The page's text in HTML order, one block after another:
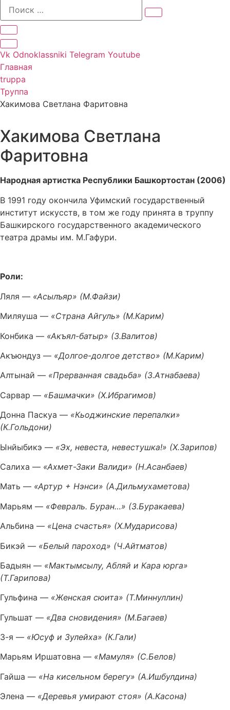
Vk Odnoklassniki Telegram Youtube
Главная
truppa
Труппа
Хакимова Светлана Фаритовна
Хакимова Светлана
Фаритовна
Народная артистка Республики Башкортостан (2006)
В 1991 году окончила Уфимский государственный
институт искусств, в том же году принята в труппу
Башкирского государственного академического
театра драмы им. М.Гафури.
Роли:
Ляля — «Асылъяр» (М.Файзи)
Миляуша — «Страна Айгуль» (М.Карим)
Конбика — «Акъял-батыр» (З.Валитов)
Акъюндуз — «Долгое-долгое детство» (М.Карим)
Алтынай — «Прерванная свадьба» (З.Атнабаева)
Сарвар — «Башмачки» (Х.Ибрагимов)
Донна Паскуа — «Кьоджинские перепалки»
(К.Гольдони)
Ынйыбикэ — «Эх, невеста, невестушка!» (Х.Зарипов)
Салиха — «Ахмет-Заки Валиди» (Н.Асанбаев)
Мать — «Артур + Нэнси» (А.Дильмухаметова)
Марьям — «Февраль. Буран…» (З.Буракаева)
Альбина — «Цена счастья» (Х.Мударисова)
Бикэй — «Белый пароход» (Ч.Айтматов)
Бадыян — «Мактымсылу, Абляй и Кара юрга»
(Т.Гарипова)
Гульфина — «Женская сюита» (Т.Миннуллин)
Гульшат — «Два сновидения» (М.Багаев)
3-я — «Юсуф и Зулейха» (К.Гали)
Марьям Иршатовна — «Мамуля» (С.Белов)
Гайша — «На кисельном берегу» (А.Ишбулдина)
Элена — «Деревья умирают стоя» (А.Касона)